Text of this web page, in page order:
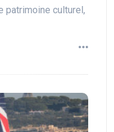
patrimoine culturel,